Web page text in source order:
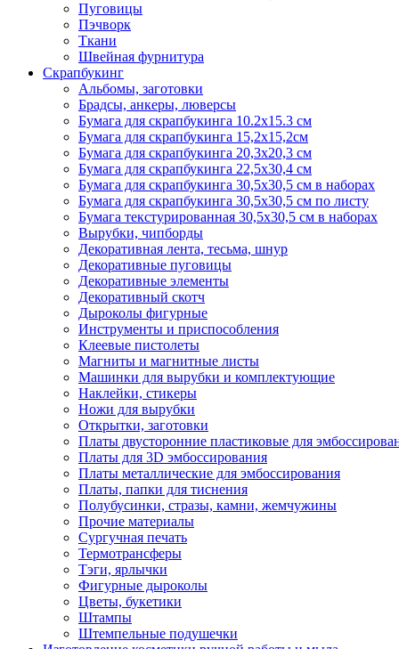
Пуговицы
Пэчворк
Ткани
Швейная фурнитура
Скрапбукинг
Альбомы, заготовки
Брадсы, анкеры, люверсы
Бумага для скрапбукинга 10.2х15.3 см
Бумага для скрапбукинга 15,2х15,2см
Бумага для скрапбукинга 20,3х20,3 см
Бумага для скрапбукинга 22,5х30,4 см
Бумага для скрапбукинга 30,5х30,5 см в наборах
Бумага для скрапбукинга 30,5х30,5 см по листу
Бумага текстурированная 30,5х30,5 см в наборах
Вырубки, чипборды
Декоративная лента, тесьма, шнур
Декоративные пуговицы
Декоративные элементы
Декоративный скотч
Дыроколы фигурные
Инструменты и приспособления
Клеевые пистолеты
Магниты и магнитные листы
Машинки для вырубки и комплектующие
Наклейки, стикеры
Ножи для вырубки
Открытки, заготовки
Платы двусторонние пластиковые для
Платы для 3D эмбоссирования
Платы металлические для эмбоссирования
Платы, папки для тиснения
Полубусинки, стразы, камни, жемчужины
Прочие материалы
Сургучная печать
Термотрансферы
Тэги, ярлычки
Фигурные дыроколы
Цветы, букетики
Штампы
Штемпельные подушечки